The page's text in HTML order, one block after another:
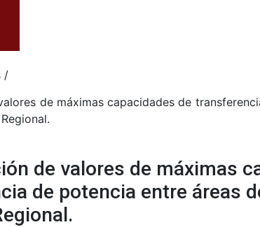
/
de máximas capacidades de
de valores de máximas
de potencia entre áreas